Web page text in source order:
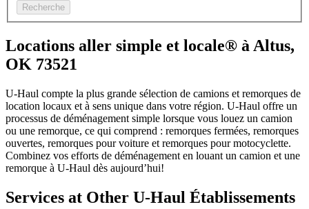
Recherche
Locations aller simple et locale® à Altus,
OK 73521
U-Haul compte la plus grande sélection de camions et remorques de
location locaux et à sens unique dans votre région. U-Haul offre un
processus de déménagement simple lorsque vous louez un camion
ou une remorque, ce qui comprend : remorques fermées, remorques
ouvertes, remorques pour voiture et remorques pour motocyclette.
Combinez vos efforts de déménagement en louant un camion et une
remorque à U-Haul dès aujourd’hui!
Services at Other U-Haul Établissements